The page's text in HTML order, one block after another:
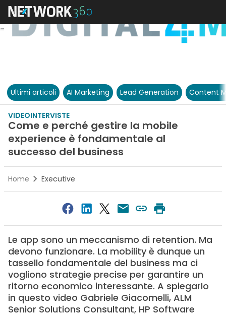
Ultimi articoli AI Marketing Lead Generation Content
VIDEOINTERVISTE
Come e perché gestire la mobile
experience è fondamentale al
successo del business
Home Executive
Le app sono un meccanismo di retention. Ma
devono funzionare. La mobility è dunque un
tassello fondamentale del business ma ci
vogliono strategie precise per garantire un
ritorno economico interessante. A spiegarlo
in questo video Gabriele Giacomelli, ALM
Senior Solutions Consultant, HP Software